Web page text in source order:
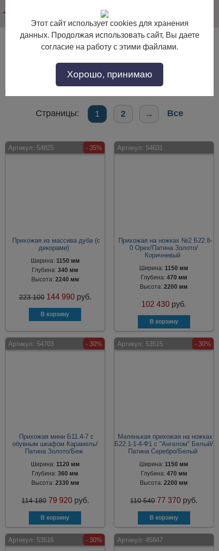
Мебель для прихожей шириной (длиной) 110-119
Мебель для прихожей шириной (длиной) 110-119 см по выгодной цене.
области.
Страницы: 1 2 → Все
Артикул: 54825 - 35%
Прихожая из массива дуба (с
декорами)
Ширина: 1150 мм
Глубина:340 мм
Высота: 2240 мм
223 100 144 990 руб.
Артикул: 54631
Прихожая на ножках №2 Б22.8-
0 Орех/Патина Золото/
Коричневый
Ширина:1150 мм
Глубина: 470 мм
Высота:2200 мм
102 430 руб.
Артикул: 54703 - 30%
Прихожая мини Б11.4-7 с
обувным шкафом Карамель/
Патина Золото/Беж
Ширина: 1120 мм
Глубина:360 мм
Высота: 2330 мм
114 180 79 920 руб.
Артикул: 53515 - 30%
Маленькая прихожая на ножках
Б22.1-1-4-Ф1 с "Ангелом" Белый/
Патина Серебро/Белый
Ширина:1150 мм
Глубина: 470 мм
Высота:2200 мм
110 540 77 370 руб.
Артикул: 53516 - 30% Артикул: 45847
Этот сайт использует cookies для хранения
данных. Продолжая использовать сайт, Вы даете
согласие на работу с этими файлами.
Хорошо, принимаю